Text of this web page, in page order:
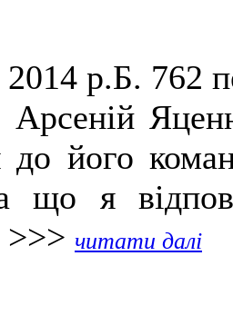
2014 р.Б. 762
до його
що я
>>> читати далі